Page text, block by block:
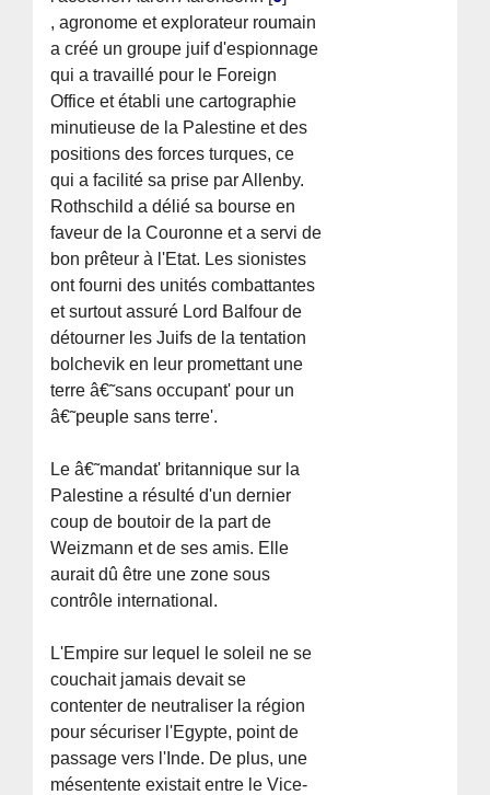
, agronome et explorateur roumain
a créé un groupe juif d'espionnage
qui a travaillé pour le Foreign
Office et établi une cartographie
minutieuse de la Palestine et des
positions des forces turques, ce
qui a facilité sa prise par Allenby.
Rothschild a délié sa bourse en
faveur de la Couronne et a servi de
bon prêteur à l'Etat. Les sionistes
ont fourni des unités combattantes
et surtout assuré Lord Balfour de
détourner les Juifs de la tentation
bolchevik en leur promettant une
terre â€˜sans occupant' pour un
â€˜peuple sans terre'.
Le â€˜mandat' britannique sur la
Palestine a résulté d'un dernier
coup de boutoir de la part de
Weizmann et de ses amis. Elle
aurait dû être une zone sous
contrôle international.
L'Empire sur lequel le soleil ne se
couchait jamais devait se
contenter de neutraliser la région
pour sécuriser l'Egypte, point de
passage vers l'Inde. De plus, une
mésentente existait entre le Vice-